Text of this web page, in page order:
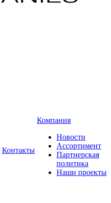
Контакты
Компания
Новости
Ассортимент
Партнерская
политика
Наши проекты